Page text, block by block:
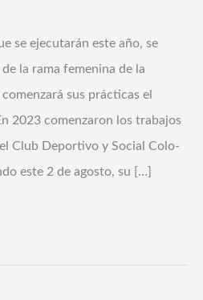
se ejecutarán este año, se
la rama femenina de la
sus prácticas el
2023 comenzaron los trabajos
Club Deportivo y Social Colo-
este 2 de agosto, su […]